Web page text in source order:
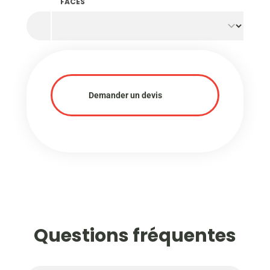
Demander un devis
Questions fréquentes